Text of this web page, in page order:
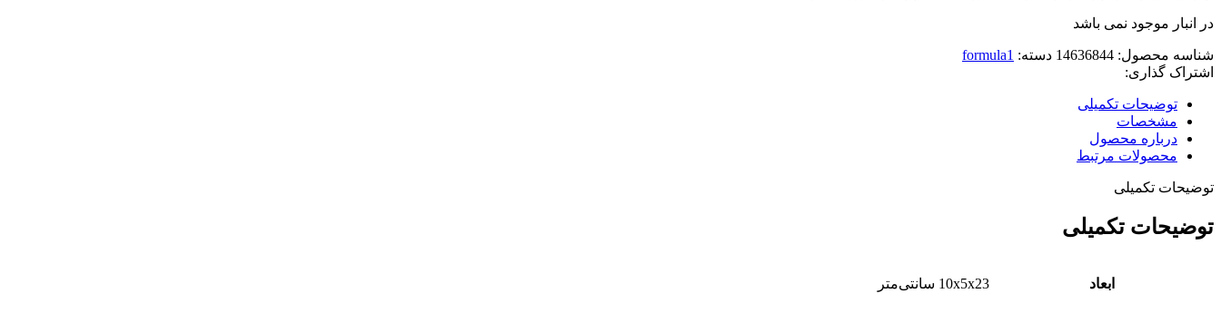
در انبار موجود نمی باشد
شناسه محصول: 14636844 دسته: formula1
اشتراک گذاری:
توضیحات تکمیلی
مشخصات
درباره محصول
محصولات مرتبط
توضیحات تکمیلی
توضیحات تکمیلی
ابعاد 10x5x23 سانتی‌متر